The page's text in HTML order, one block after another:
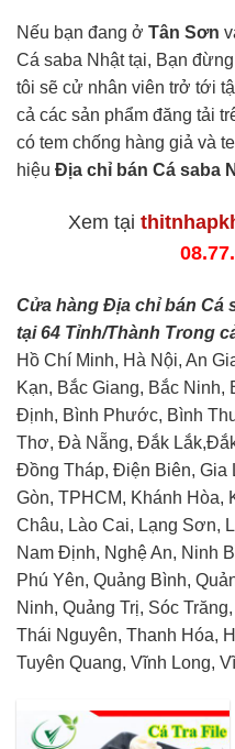
Nếu bạn đang ở Tân Sơn
Cá saba Nhật tại, Bạn
tôi sẽ cử nhân viên trở tới
cả các sản phẩm đăng tải
có tem chống hàng giả và
hiệu Địa chỉ bán Cá saba
Xem tại
Cửa hàng Địa chỉ bán Cá
tại 64 Tỉnh/Thành Trong
Hồ Chí Minh, Hà Nội, An
Kạn, Bắc Giang, Bắc
Định, Bình Phước, Bình
Thơ, Đà Nẵng, Đắk
Đồng Tháp, Điện Biên, Gia
Gòn, TPHCM, Khánh Hòa,
Châu, Lào Cai, Lạng Sơn,
Nam Định, Nghệ An, Ninh
Phú Yên, Quảng Bình,
Ninh, Quảng Trị, Sóc
Thái Nguyên, Thanh Hóa,
Tuyên Quang, Vĩnh Long,